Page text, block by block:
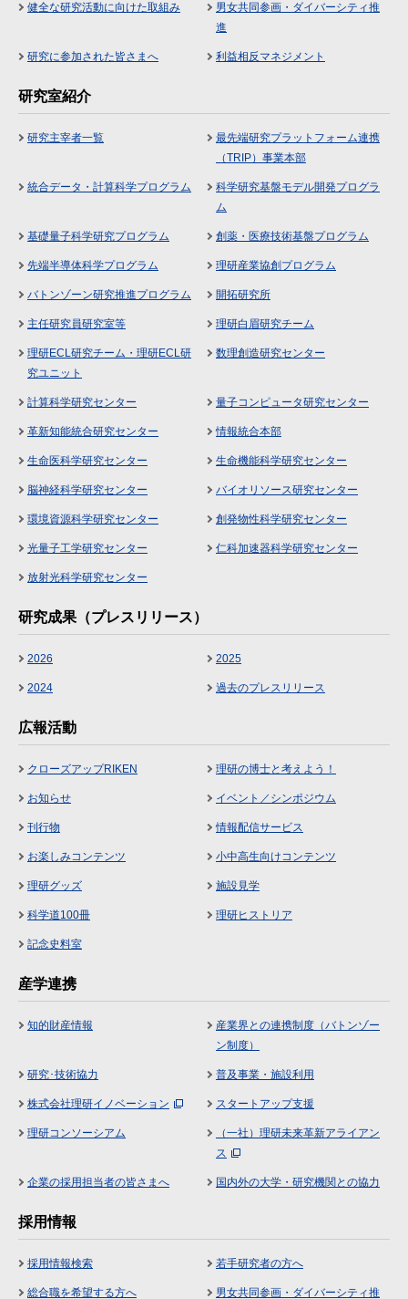
健全な研究活動に向けた取組み
男女共同参画・ダイバーシティ推
進
研究に参加された皆さまへ 利益相反マネジメント
研究室紹介
研究主宰者一覧
最先端研究プラットフォーム連携
（TRIP）事業本部
統合データ・計算科学プログラム
科学研究基盤モデル開発プログラ
ム
基礎量子科学研究プログラム 創薬・医療技術基盤プログラム
先端半導体科学プログラム 理研産業協創プログラム
バトンゾーン研究推進プログラム 開拓研究所
主任研究員研究室等 理研白眉研究チーム
理研ECL研究チーム・理研ECL研
究ユニット
数理創造研究センター
計算科学研究センター 量子コンピュータ研究センター
革新知能統合研究センター 情報統合本部
生命医科学研究センター 生命機能科学研究センター
脳神経科学研究センター バイオリソース研究センター
環境資源科学研究センター 創発物性科学研究センター
光量子工学研究センター 仁科加速器科学研究センター
放射光科学研究センター
研究成果（プレスリリース）
2026 2025
2024 過去のプレスリリース
広報活動
クローズアップRIKEN 理研の博士と考えよう！
お知らせ イベント／シンポジウム
刊行物 情報配信サービス
お楽しみコンテンツ 小中高生向けコンテンツ
理研グッズ 施設見学
科学道100冊 理研ヒストリア
記念史料室
産学連携
知的財産情報
産業界との連携制度（バトンゾー
ン制度）
研究･技術協力 普及事業・施設利用
株式会社理研イノベーション スタートアップ支援
理研コンソーシアム
（一社）理研未来革新アライアン
ス
企業の採用担当者の皆さまへ 国内外の大学・研究機関との協力
採用情報
採用情報検索 若手研究者の方へ
総合職を希望する方へ 男女共同参画・ダイバーシティ推